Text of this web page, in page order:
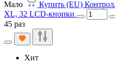
Мало
Купить (EU)
XL, 32 LCD-кнопки
45 раз
Хит